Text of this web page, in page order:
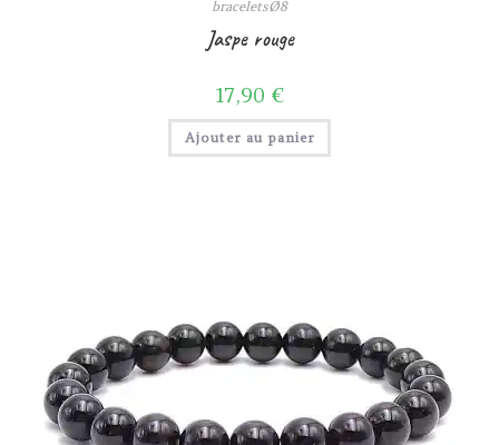
braceletsØ8
Jaspe rouge
17,90 €
Ajouter au panier